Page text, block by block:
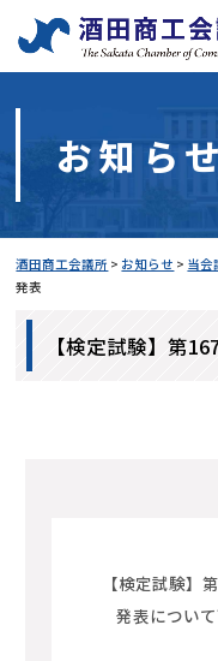
お知らせ
酒田商工会議所 > お知らせ > 当会
発表
【検定試験】第
【検定試験】
発表につい